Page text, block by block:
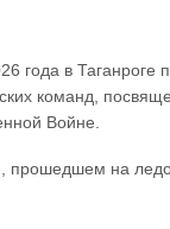
года в Таганроге
команд,
Войне.
прошедшем на